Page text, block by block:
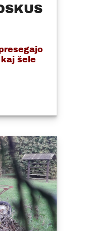
šele